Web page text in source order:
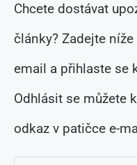
Chcete dostávat
články? Zadejte
email a přihlaste se
Odhlásit se můžete
odkaz v patičce e-